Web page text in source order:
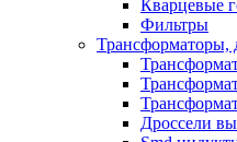
Кварцевые
Фильтры
Трансформаторы,
Дроссели